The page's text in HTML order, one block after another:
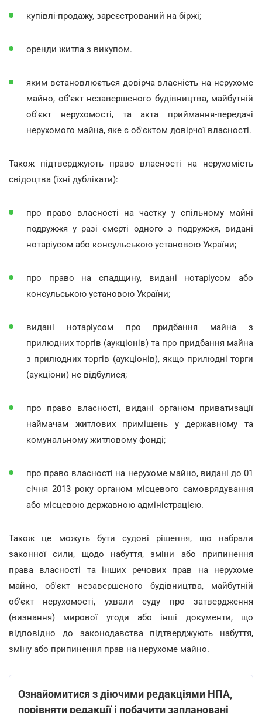
купівлі-продажу, зареєстрований на біржі;
оренди житла з викупом.
яким встановлюється довірча власність на нерухоме
майно, об'єкт незавершеного будівництва, майбутній
об'єкт нерухомості, та акта приймання-передачі
нерухомого майна, яке є об'єктом довірчої власності.
Також підтверджують право власності на нерухомість
свідоцтва (їхні дублікати):
про право власності на частку у спільному майні
подружжя у разі смерті одного з подружжя, видані
нотаріусом або консульською установою України;
про право на спадщину, видані нотаріусом або
консульською установою України;
видані нотаріусом про придбання майна з
прилюдних торгів (аукціонів) та про придбання майна
з прилюдних торгів (аукціонів), якщо прилюдні торги
(аукціони) не відбулися;
про право власності, видані органом приватизації
наймачам житлових приміщень у державному та
комунальному житловому фонді;
про право власності на нерухоме майно, видані до 01
січня 2013 року органом місцевого самоврядування
або місцевою державною адміністрацією.
Також це можуть бути судові рішення, що набрали
законної сили, щодо набуття, зміни або припинення
права власності та інших речових прав на нерухоме
майно, об'єкт незавершеного будівництва, майбутній
об'єкт нерухомості, ухвали суду про затвердження
(визнання) мирової угоди або інші документи, що
відповідно до законодавства підтверджують набуття,
зміну або припинення прав на нерухоме майно.
Ознайомитися з діючими редакціями НПА,
порівняти редакції і побачити заплановані